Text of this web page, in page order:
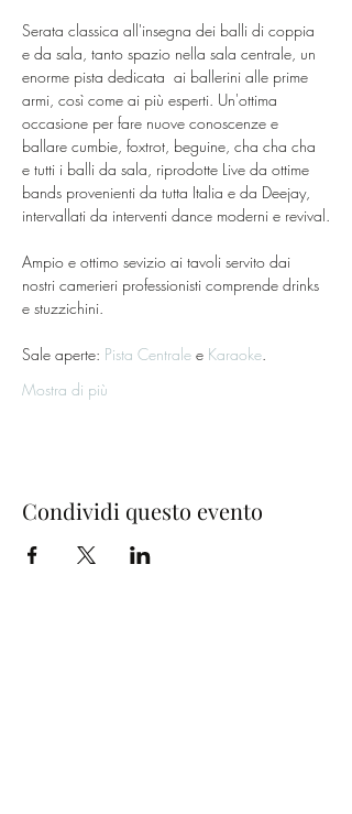
Serata classica all'insegna dei balli di coppia
e da sala, tanto spazio nella sala centrale, un
enorme pista dedicata  ai ballerini alle prime
armi, così come ai più esperti. Un'ottima
occasione per fare nuove conoscenze e
ballare cumbie, foxtrot, beguine, cha cha cha
e tutti i balli da sala, riprodotte Live da ottime
bands provenienti da tutta Italia e da Deejay,
intervallati da interventi dance moderni e revival.
Ampio e ottimo sevizio ai tavoli servito dai
nostri camerieri professionisti comprende drinks
e stuzzichini.
Sale aperte: Pista Centrale e Karaoke.
Mostra di più
Condividi questo evento